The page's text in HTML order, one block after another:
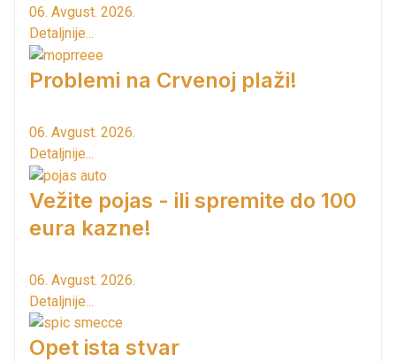
06. Avgust. 2026.
Detaljnije...
Problemi na Crvenoj plaži!
06. Avgust. 2026.
Detaljnije...
Vežite pojas - ili spremite do 100
eura kazne!
06. Avgust. 2026.
Detaljnije...
Opet ista stvar